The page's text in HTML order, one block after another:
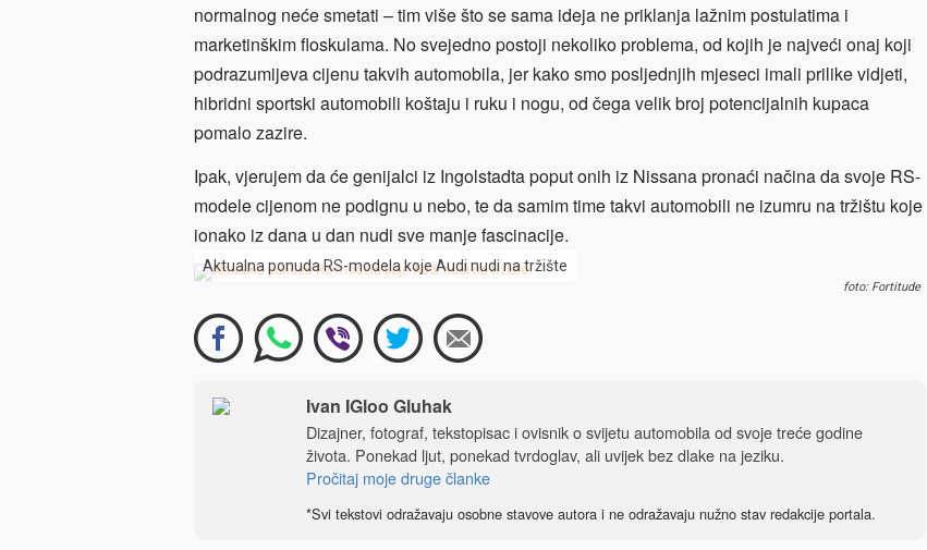
normalnog neće smetati – tim više što se sama ideja ne priklanja lažnim postulatima i
marketinškim floskulama. No svejedno postoji nekoliko problema, od kojih je najveći onaj koji
podrazumijeva cijenu takvih automobila, jer kako smo posljednjih mjeseci imali prilike vidjeti,
hibridni sportski automobili koštaju i ruku i nogu, od čega velik broj potencijalnih kupaca
pomalo zazire.
Ipak, vjerujem da će genijalci iz Ingolstadta poput onih iz Nissana pronaći načina da svoje RS-
modele cijenom ne podignu u nebo, te da samim time takvi automobili ne izumru na tržištu koje
ionako iz dana u dan nudi sve manje fascinacije.
Aktualna ponuda RS-modela koje Audi nudi na tržište
foto: Fortitude
Ivan IGloo Gluhak
Dizajner, fotograf, tekstopisac i ovisnik o svijetu automobila od svoje treće godine
života. Ponekad ljut, ponekad tvrdoglav, ali uvijek bez dlake na jeziku.
Pročitaj moje druge članke
*Svi tekstovi odražavaju osobne stavove autora i ne odražavaju nužno stav redakcije portala.